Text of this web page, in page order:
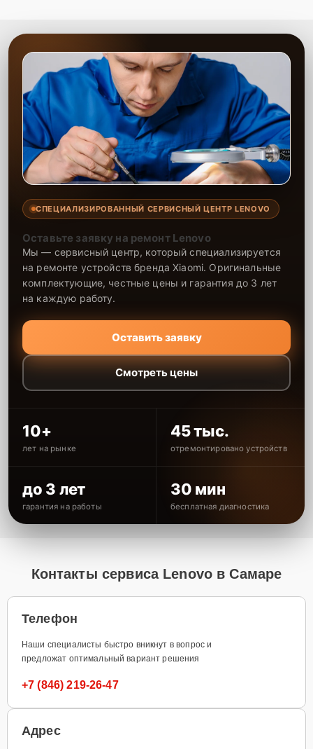
СПЕЦИАЛИЗИРОВАННЫЙ СЕРВИСНЫЙ ЦЕНТР LENOVO
Оставьте заявку на ремонт Lenovo
Мы — сервисный центр, который специализируется
на ремонте устройств бренда Xiaomi. Оригинальные
комплектующие, честные цены и гарантия до 3 лет
на каждую работу.
Оставить заявку
Смотреть цены
10+
лет на рынке
45 тыс.
отремонтировано устройств
до 3 лет
гарантия на работы
30 мин
бесплатная диагностика
Контакты сервиса Lenovo в Самаре
Телефон
Наши специалисты быстро вникнут в вопрос и
предложат оптимальный вариант решения
+7 (846) 219-26-47
Адрес